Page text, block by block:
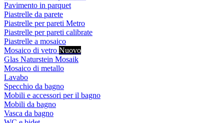
Pavimento in parquet
Piastrelle da parete
Piastrelle per pareti Metro
Piastrelle per pareti calibrate
Piastrelle a mosaico
Mosaico di vetro Nuovo
Glas Naturstein Mosaik
Mosaico di metallo
Lavabo
Specchio da bagno
Mobili e accessori per il bagno
Mobili da bagno
Vasca da bagno